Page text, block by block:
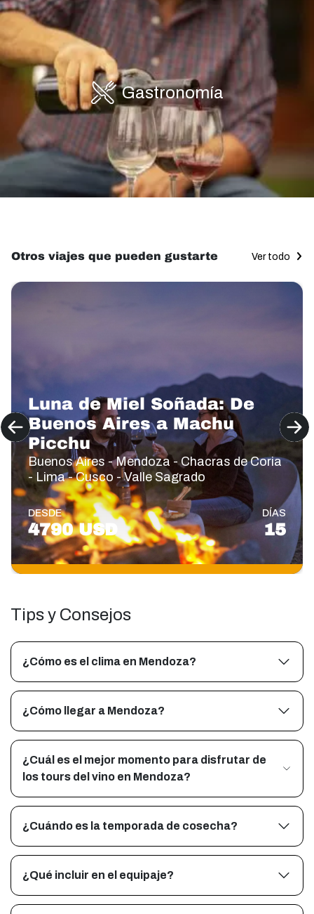
Gastronomía
Otros viajes que pueden gustarte Ver todo
Luna de Miel Soñada: De
Buenos Aires a Machu
Picchu
Buenos Aires - Mendoza - Chacras de Coria
- Lima - Cusco - Valle Sagrado
DESDE
4790 USD
DÍAS
15
Tips y Consejos
¿Cómo es el clima en Mendoza?
¿Cómo llegar a Mendoza?
¿Cuál es el mejor momento para disfrutar de
los tours del vino en Mendoza?
¿Cuándo es la temporada de cosecha?
¿Qué incluir en el equipaje?